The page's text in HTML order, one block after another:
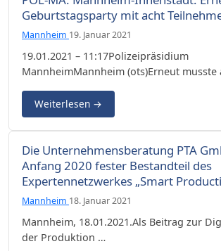
Geburtstagsparty mit acht
Mannheim 19. Januar 2021
19.01.2021 – 11:17Polizeipräsidium
MannheimMannheim (ots)Erneut
Weiterlesen →
Die Unternehmensberatung PTA
Anfang 2020 fester Bestandteil des
Expertennetzwerkes „Smart
Mannheim 18. Januar 2021
Mannheim, 18.01.2021.Als Beitrag zur
der Produktion …